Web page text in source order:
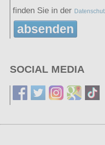
finden Sie in der
absenden
SOCIAL MEDIA